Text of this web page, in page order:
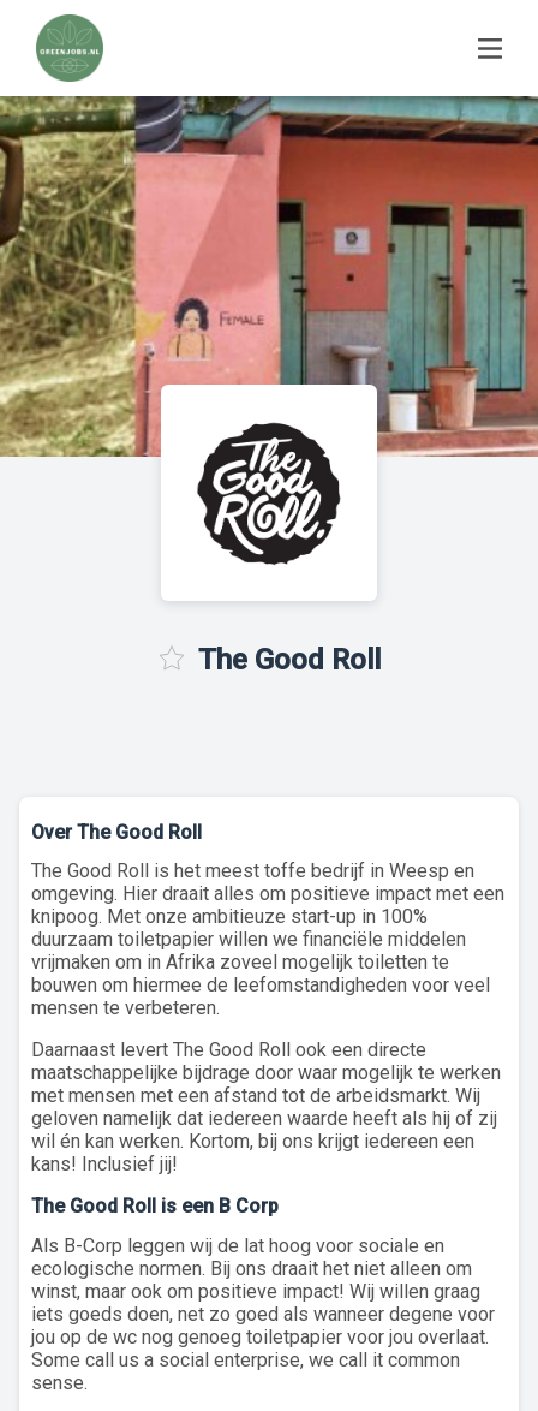
The Good Roll
Over The Good Roll
The Good Roll is het meest toffe bedrijf in Weesp en
omgeving. Hier draait alles om positieve impact met een
knipoog. Met onze ambitieuze start-up in 100%
duurzaam toiletpapier willen we financiële middelen
vrijmaken om in Afrika zoveel mogelijk toiletten te
bouwen om hiermee de leefomstandigheden voor veel
mensen te verbeteren.
Daarnaast levert The Good Roll ook een directe
maatschappelijke bijdrage door waar mogelijk te werken
met mensen met een afstand tot de arbeidsmarkt. Wij
geloven namelijk dat iedereen waarde heeft als hij of zij
wil én kan werken. Kortom, bij ons krijgt iedereen een
kans! Inclusief jij!
The Good Roll is een B Corp
Als B-Corp leggen wij de lat hoog voor sociale en
ecologische normen. Bij ons draait het niet alleen om
winst, maar ook om positieve impact! Wij willen graag
iets goeds doen, net zo goed als wanneer degene voor
jou op de wc nog genoeg toiletpapier voor jou overlaat.
Some call us a social enterprise, we call it common
sense.